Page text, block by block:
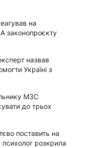
на
законопроєкту
назвав
Україні з
МЗС
до трьох
поставить на
розкрила